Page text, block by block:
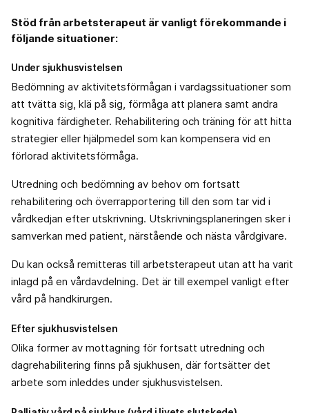
Stöd från arbetsterapeut är vanligt förekommande i
följande situationer:
Under sjukhusvistelsen
Bedömning av aktivitetsförmågan i vardagssituationer som
att tvätta sig, klä på sig, förmåga att planera samt andra
kognitiva färdigheter. Rehabilitering och träning för att hitta
strategier eller hjälpmedel som kan kompensera vid en
förlorad aktivitetsförmåga.
Utredning och bedömning av behov om fortsatt
rehabilitering och överrapportering till den som tar vid i
vårdkedjan efter utskrivning. Utskrivningsplaneringen sker i
samverkan med patient, närstående och nästa vårdgivare.
Du kan också remitteras till arbetsterapeut utan att ha varit
inlagd på en vårdavdelning. Det är till exempel vanligt efter
vård på handkirurgen.
Efter sjukhusvistelsen
Olika former av mottagning för fortsatt utredning och
dagrehabilitering finns på sjukhusen, där fortsätter det
arbete som inleddes under sjukhusvistelsen.